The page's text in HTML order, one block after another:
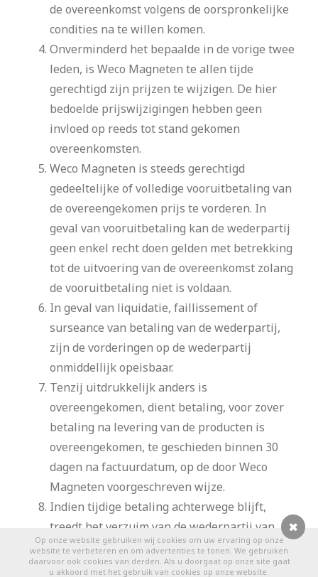
0
de overeenkomst volgens de oorspronkelijke
condities na te willen komen.
Onverminderd het bepaalde in de vorige twee
leden, is Weco Magneten te allen tijde
gerechtigd zijn prijzen te wijzigen. De hier
bedoelde prijswijzigingen hebben geen
invloed op reeds tot stand gekomen
overeenkomsten.
Weco Magneten is steeds gerechtigd
gedeeltelijke of volledige vooruitbetaling van
de overeengekomen prijs te vorderen. In
geval van vooruitbetaling kan de wederpartij
geen enkel recht doen gelden met betrekking
tot de uitvoering van de overeenkomst zolang
de vooruitbetaling niet is voldaan.
In geval van liquidatie, faillissement of
surseance van betaling van de wederpartij,
zijn de vorderingen op de wederpartij
onmiddellijk opeisbaar.
Tenzij uitdrukkelijk anders is
overeengekomen, dient betaling, voor zover
betaling na levering van de producten is
overeengekomen, te geschieden binnen 30
dagen na factuurdatum, op de door Weco
Magneten voorgeschreven wijze.
Indien tijdige betaling achterwege blijft,
treedt het verzuim van de wederpartij van
rechtswege in. Vanaf de dag dat het verzuim
intreedt, is de wederpartij over het
Op onze website gebruiken wij cookies om uw ervaring op onze
website te verbeteren en om advertenties te tonen. We gebruiken
daarvoor ook cookies van derden. Als u doorgaat op onze site gaat
u akkoord met het gebruik van cookies op onze website.